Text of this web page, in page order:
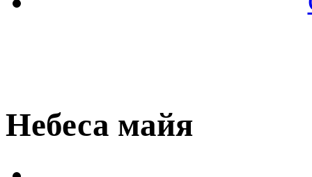
Небеса майя